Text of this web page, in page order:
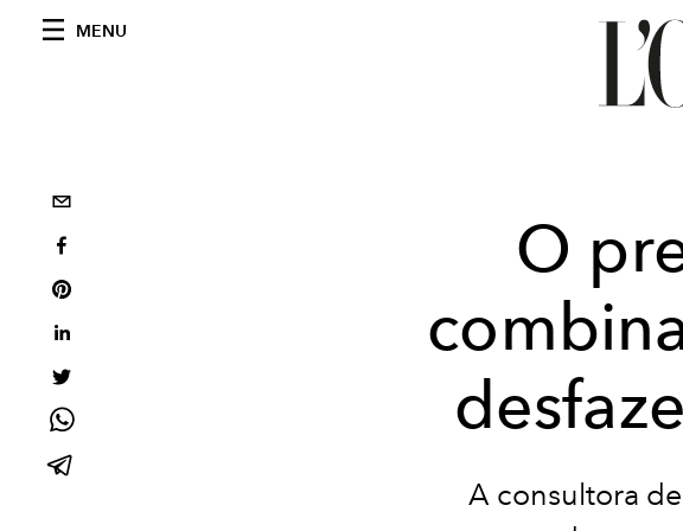
MENU
O
A consultora